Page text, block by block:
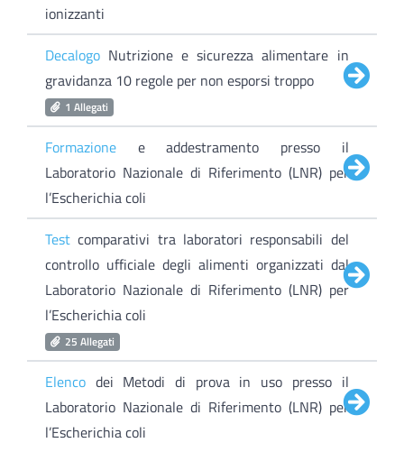
ionizzanti
Decalogo Nutrizione e sicurezza alimentare in
gravidanza 10 regole per non esporsi troppo
1 Allegati
Formazione e addestramento presso il
Laboratorio Nazionale di Riferimento (LNR) per
l’Escherichia coli
Test comparativi tra laboratori responsabili del
controllo ufficiale degli alimenti organizzati dal
Laboratorio Nazionale di Riferimento (LNR) per
l’Escherichia coli
25 Allegati
Elenco dei Metodi di prova in uso presso il
Laboratorio Nazionale di Riferimento (LNR) per
l’Escherichia coli